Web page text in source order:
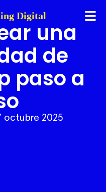
Digital
una
de
paso a
octubre 2025